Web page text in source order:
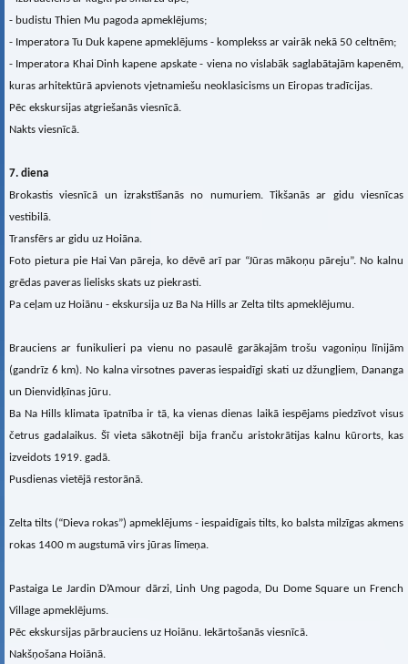
- budistu Thien Mu pagoda apmeklējums;
- Imperatora Tu Duk kapene apmeklējums - komplekss ar vairāk nekā 50 celtnēm;
- Imperatora Khai Dinh kapene apskate - viena no vislabāk saglabātajām kapenēm,
kuras arhitektūrā apvienots vjetnamiešu neoklasicisms un Eiropas tradīcijas.
Pēc ekskursijas atgriešanās viesnīcā.
Nakts viesnīcā.
7. diena
Brokastis viesnīcā un izrakstīšanās no numuriem. Tikšanās ar gidu viesnīcas
vestibilā.
Transfērs ar gidu uz Hoiāna.
Foto pietura pie Hai Van pāreja, ko dēvē arī par “Jūras mākoņu pāreju”. No kalnu
grēdas paveras lielisks skats uz piekrasti.
Pa ceļam uz Hoiānu - ekskursija uz Ba Na Hills ar Zelta tilts apmeklējumu.
Brauciens ar funikulieri pa vienu no pasaulē garākajām trošu vagoniņu līnijām
(gandrīz 6 km). No kalna virsotnes paveras iespaidīgi skati uz džungļiem, Dananga
un Dienvidķīnas jūru.
Ba Na Hills klimata īpatnība ir tā, ka vienas dienas laikā iespējams piedzīvot visus
četrus gadalaikus. Šī vieta sākotnēji bija franču aristokrātijas kalnu kūrorts, kas
izveidots 1919. gadā.
Pusdienas vietējā restorānā.
Zelta tilts (“Dieva rokas”) apmeklējums - iespaidīgais tilts, ko balsta milzīgas akmens
rokas 1400 m augstumā virs jūras līmeņa.
Pastaiga Le Jardin D’Amour dārzi, Linh Ung pagoda, Du Dome Square un French
Village apmeklējums.
Pēc ekskursijas pārbrauciens uz Hoiānu. Iekārtošanās viesnīcā.
Nakšņošana Hoiānā.